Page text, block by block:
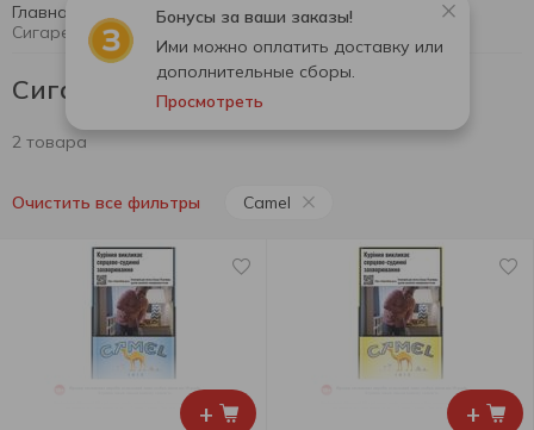
Бонусы за ваши заказы!
Ими можно оплатить доставку или
дополнительные сборы.
Просмотреть
Главная Сигареты, стики, аксессуары
Сигареты
Сигареты Camel
Сигареты Camel
2 товара
Очистить все фильтры Camel
+ +